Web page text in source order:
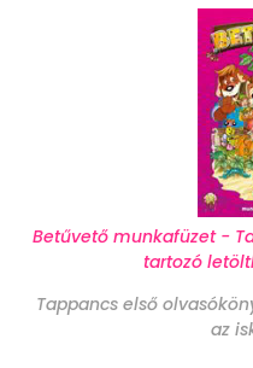
Betűvető munkafüzet -
tartozó
Tappancs első
az